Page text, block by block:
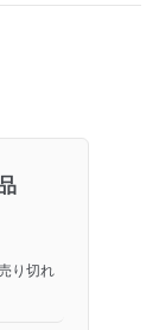
り切れ